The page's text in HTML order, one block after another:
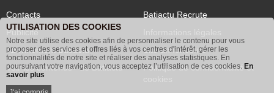
Contacts
Publicité
Abonnement Batiactu
Voir les contenus+ de Batiactu
Batiactu Recrute
Site annonceurs
Politique de confidentialité et
UTILISATION DES COOKIES
Notre site utilise des cookies afin de personnaliser le contenu pour vous
proposer des services et offres liés à vos centres d'intérêt, gérer les
fonctionnalités de notre site et réaliser des analyses statistiques. En
poursuivant votre navigation, vous acceptez l’utilisation de ces cookies. En
savoir plus